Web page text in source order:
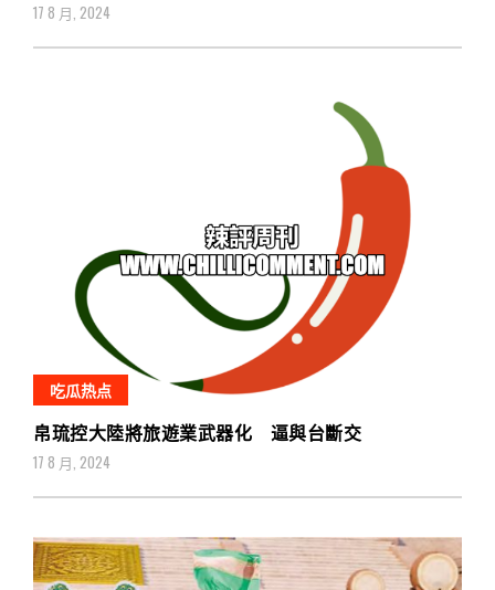
17 8 月, 2024
吃瓜热点
帛琉控大陸將旅遊業武器化 逼與台斷交
17 8 月, 2024